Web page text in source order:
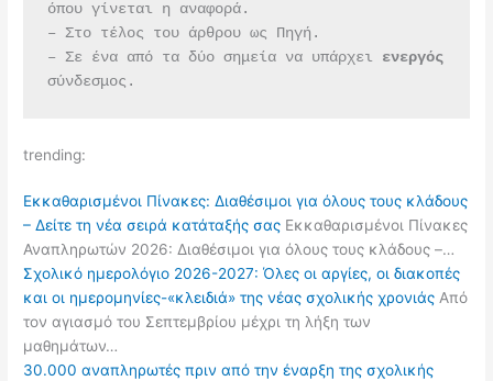
όπου γίνεται η αναφορά.
– Στο τέλος του άρθρου ως Πηγή.
– Σε ένα από τα δύο σημεία να υπάρχει
ενεργός
σύνδεσμος.
trending:
Εκκαθαρισμένοι Πίνακες: Διαθέσιμοι για όλους τους κλάδους
– Δείτε τη νέα σειρά κατάταξής σας Εκκαθαρισμένοι Πίνακες
Αναπληρωτών 2026: Διαθέσιμοι για όλους τους κλάδους –…
Σχολικό ημερολόγιο 2026-2027: Όλες οι αργίες, οι διακοπές
και οι ημερομηνίες-«κλειδιά» της νέας σχολικής χρονιάς Από
τον αγιασμό του Σεπτεμβρίου μέχρι τη λήξη των
μαθημάτων…
30.000 αναπληρωτές πριν από την έναρξη της σχολικής